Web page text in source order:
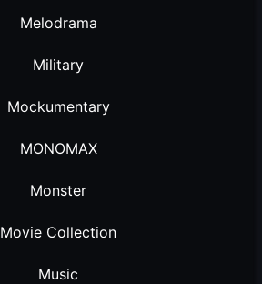
Melodrama
Military
Mockumentary
MONOMAX
Monster
Movie Collection
Music